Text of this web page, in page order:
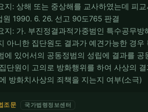
지: 상해 또는 중상해를 교사하였는데 피
원 1990. 6. 26. 선고 90도765 판결
지: 가. 부진정결과적가중범인 특수공무
아니한 집단원도 결과가 예견가능한 경
에 있어서의 공동정범의 성립에 결과를
단원이 고의로 방화행위를 하여 사상의
방화치사상의 죄책을 지는지 여부(소극)
조문 국가법령정보센터